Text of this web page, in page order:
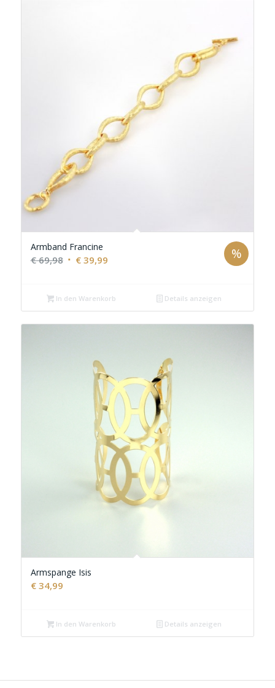
Armband Francine
€69,98 Ursprünglicher
€ 69,98
€39,99Aktueller
€ 39,99.
%
In den Warenkorb Details anzeigen
Armspange Isis
€34,99
In den Warenkorb Details anzeigen